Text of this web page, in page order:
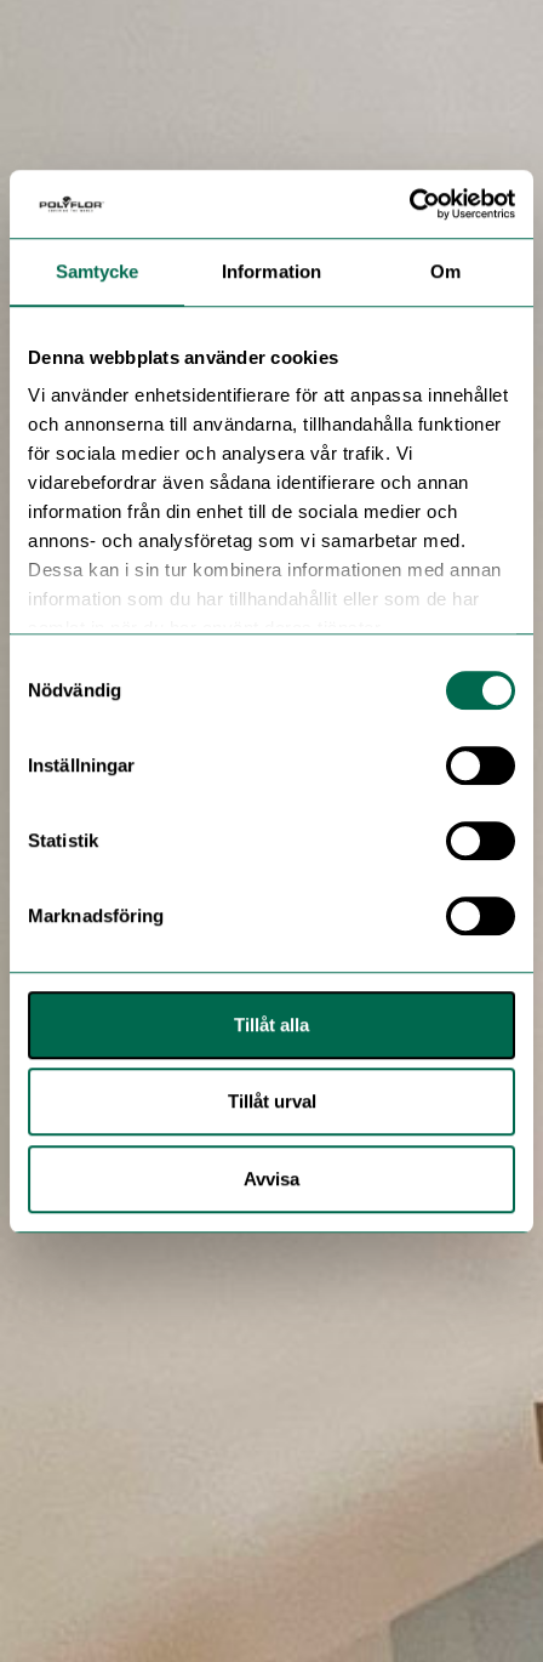
Samtycke Information Om
Denna webbplats använder cookies
Vi använder enhetsidentifierare för att anpassa innehållet
och annonserna till användarna, tillhandahålla funktioner
för sociala medier och analysera vår trafik. Vi
vidarebefordrar även sådana identifierare och annan
information från din enhet till de sociala medier och
annons- och analysföretag som vi samarbetar med.
Dessa kan i sin tur kombinera informationen med annan
information som du har tillhandahållit eller som de har
Nödvändig
Inställningar
Statistik
Marknadsföring
Tillåt alla
Tillåt urval
Avvisa